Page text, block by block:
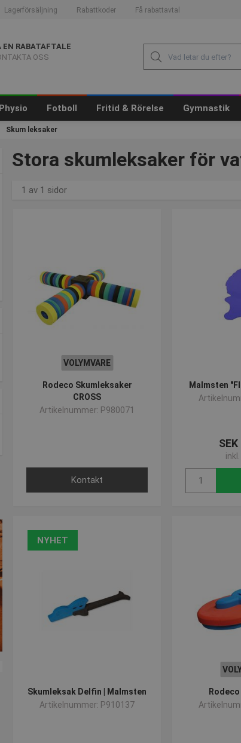
Lagerförsäljning Rabattkoder Få rabattavtal
EN RABATAFTALE
OSS
Fotboll Fritid & Rörelse Gymnastik
Skum leksaker
Stora skumleksaker för
1 av 1 sidor
VOLYMVARE
Rodeco Skumleksaker
CROSS
Artikelnummer: P980071
Kontakt
Malmsten
NYHET
Skumleksak Delfin | Malmsten
Artikelnummer: P910137